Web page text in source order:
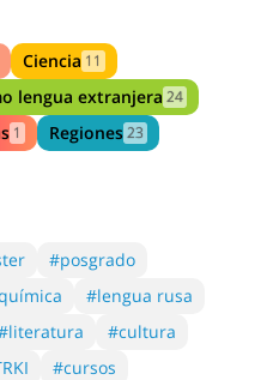
Ciencia 11
lengua extranjera 24
1 Regiones23
#posgrado
#lengua rusa
#cultura
#cursos